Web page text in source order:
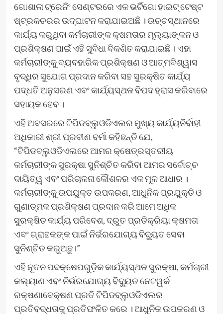
ଗୋଶାଳା ଟ୍ରେନିଂ ସେଣ୍ଟରରେ ଏକ ଭର୍ଟିଗୋ ହାଇଟ୍ ଟେଷ୍ଟ
ଷ୍ଟ୍ରକଚରର ଉଦ୍‌ଘାଟନ କରାଯାଇଅଛି । ଉଚ୍ଚସ୍ଥାନରେ
କାର୍ଯ୍ୟ କରୁଥିବା କର୍ମଚାରୀଙ୍କ କ୍ଷମତାର ମୂଲ୍ୟାଙ୍କନ ଓ
ପ୍ରଶିକ୍ଷଣ ପାଇଁ ଏହି ସୁବିଧା ବିକଶିତ କରାଯାଇଛି । ଏହା
କର୍ମଚାରୀଙ୍କୁ ବ୍ୟବହାରିକ ପ୍ରଶିକ୍ଷଣ ଓ ଆତ୍ମବିଶ୍ୱାସ
ବୃଦ୍ଧିର ସୁଯୋଗ ପ୍ରଦାନ କରିବା ସହ ସୁରକ୍ଷିତ କାର୍ଯ୍ୟ
ପଦ୍ଧତି ଅନୁସରଣ ଏବଂ କାର୍ଯ୍ୟସ୍ଥଳ ବିପଦ ହ୍ରାସ କରିବାରେ
ସହାୟକ ହେବ ।
ଏହି ଅବସରରେ ଟିପିଡବ୍ଲୁଓଡିଏଲର ମୁଖ୍ୟ କାର୍ଯ୍ୟନିର୍ବାହୀ
ଅଧିକାରୀ ଶ୍ରୀ ପ୍ରବୀଣ ବର୍ମା କହିଛନ୍ତି ଯେ,
“ଟିପିଡବ୍ଲୁଓଡିଏଲରେ ଆମର କ୍ଷେତ୍ରସ୍ତରୀୟ
କର୍ମଚାରୀଙ୍କ ସୁରକ୍ଷା ସୁନିଶ୍ଚିତ କରିବା ଆମର ସର୍ବୋଚ୍ଚ
ଦାୟିତ୍ୱ ଏବଂ ପରିଚାଳନା କୌଶଳର ଏକ ମୂଳ ଆଧାର ।
କର୍ମଚାରୀଙ୍କୁ ଉପଯୁକ୍ତ ଉପକରଣ, ଆଧୁନିକ ପ୍ରଯୁକ୍ତି ଓ
ଗୁଣାତ୍ମକ ପ୍ରଶିକ୍ଷଣ ପ୍ରଦାନ କରି ଆମେ ଅଧିକ
ସୁରକ୍ଷିତ କାର୍ଯ୍ୟ ପରିବେଶ, ଦ୍ରୁତ ପ୍ରତିକ୍ରିୟା କ୍ଷମତା
ଏବଂ ଗ୍ରାହକଙ୍କ ପାଇଁ ନିର୍ଭରଯୋଗ୍ୟ ବିଦ୍ୟୁତ ସେବା
ସୁନିଶ୍ଚିତ କରୁଅଛୁ।”
ଏହି ନୂତନ ପଦକ୍ଷେପଗୁଡ଼ିକ କାର୍ଯ୍ୟସ୍ଥଳ ସୁରକ୍ଷା, କର୍ମଚାରୀ
କଲ୍ୟାଣ ଏବଂ ନିର୍ଭରଯୋଗ୍ୟ ବିଦ୍ୟୁତ ନେଟୱର୍କ
ରକ୍ଷଣାବେକ୍ଷଣ ପ୍ରତି ଟିପିଡବ୍ଲୁଓଡିଏଲର
ପ୍ରତିବଦ୍ଧତାକୁ ପ୍ରତିଫଳିତ କରେ । ଆଧୁନିକ ଉପକରଣ ଓ